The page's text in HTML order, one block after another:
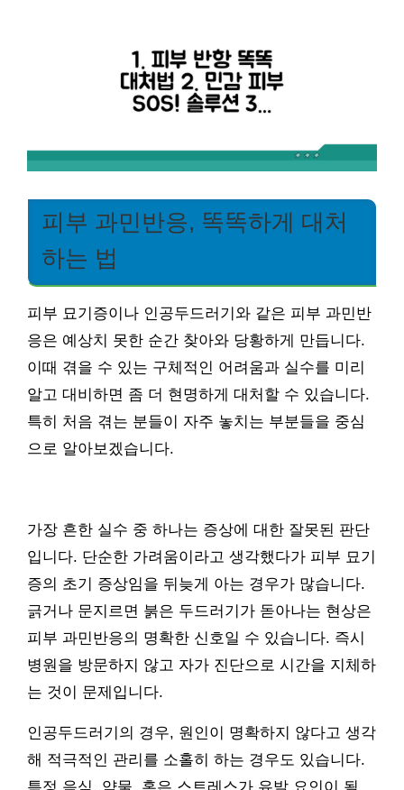
피부 과민반응, 똑똑하게 대처
하는 법
피부 묘기증이나 인공두드러기와 같은 피부 과민반
응은 예상치 못한 순간 찾아와 당황하게 만듭니다.
이때 겪을 수 있는 구체적인 어려움과 실수를 미리
알고 대비하면 좀 더 현명하게 대처할 수 있습니다.
특히 처음 겪는 분들이 자주 놓치는 부분들을 중심
으로 알아보겠습니다.
가장 흔한 실수 중 하나는 증상에 대한 잘못된 판단
입니다. 단순한 가려움이라고 생각했다가 피부 묘기
증의 초기 증상임을 뒤늦게 아는 경우가 많습니다.
긁거나 문지르면 붉은 두드러기가 돋아나는 현상은
피부 과민반응의 명확한 신호일 수 있습니다. 즉시
병원을 방문하지 않고 자가 진단으로 시간을 지체하
는 것이 문제입니다.
인공두드러기의 경우, 원인이 명확하지 않다고 생각
해 적극적인 관리를 소홀히 하는 경우도 있습니다.